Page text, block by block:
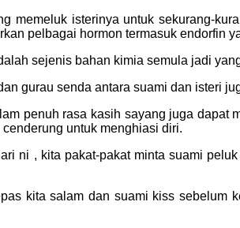
memeluk isterinya untuk sekurang-
pelbagai hormon termasuk endorfin
sejenis bahan kimia semula jadi
gurau senda antara suami dan isteri
penuh rasa kasih sayang juga dapat
untuk menghiasi diri.
ni , kita pakat-pakat minta suami
kita salam dan suami kiss sebelum